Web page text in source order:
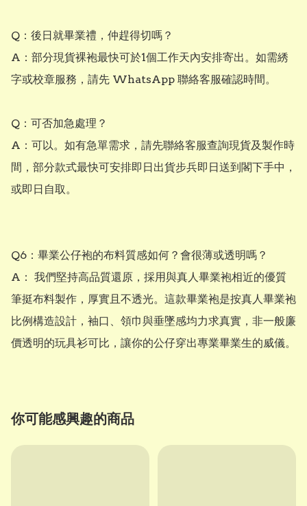
Q：後日就畢業禮，仲趕得切嗎？
A：部分現貨裸袍最快可於1個工作天內安排寄出。如需綉
字或校章服務，請先 WhatsApp 聯絡客服確認時間。
Q：可否加急處理？
A：可以。如有急單需求，請先聯絡客服查詢現貨及製作時
間，部分款式最快可安排即日出貨步兵即日送到閣下手中，
或即日自取。
Q6：畢業公仔袍的布料質感如何？會很薄或透明嗎？
A： 我們堅持高品質還原，採用與真人畢業袍相近的優質
筆挺布料製作，厚實且不透光。這款畢業袍是按真人畢業袍
比例構造設計，袖口、領巾與垂墜感均力求真實，非一般廉
價透明的玩具衫可比，讓你的公仔穿出專業畢業生的威儀。
你可能感興趣的商品